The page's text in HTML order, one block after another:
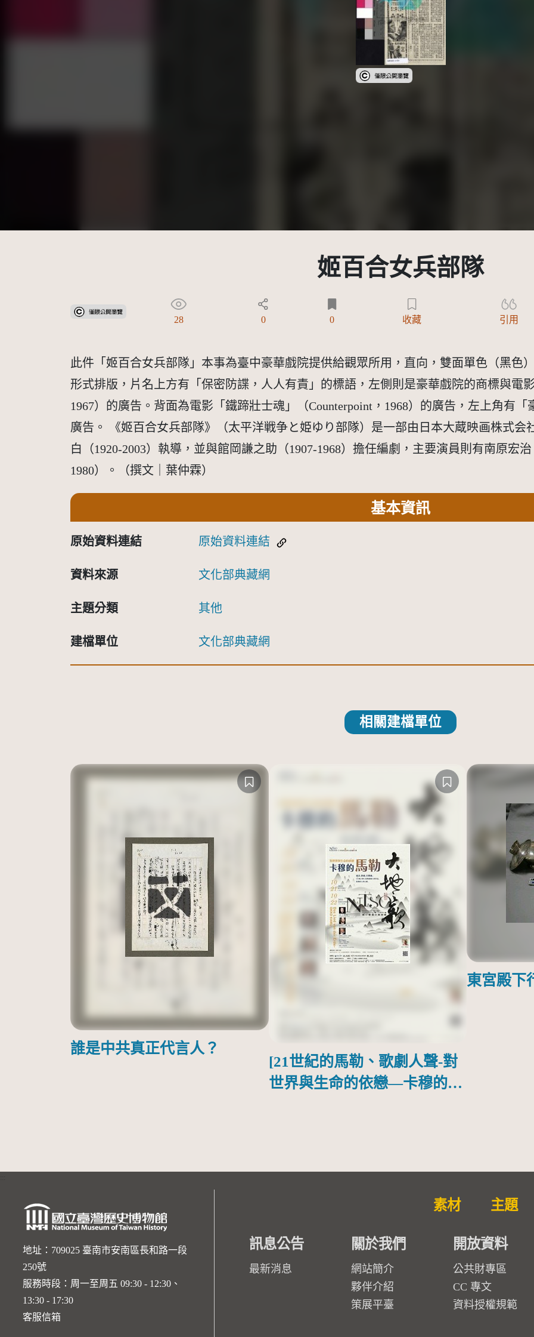
受著作權法保護-僅限於本平台有限度公開瀏覽
姬百合女兵部隊
受著作權法保護-僅限於本平台有限度公開瀏覽
28 0 0 收藏 引用
此件「姬百合女兵部隊」本事為臺中豪華戲院提供給觀眾所用，直向，雙面單色（黑色
形式排版，片名上方有「保密防諜，人人有責」的標語，左側則是豪華戲院的商標與電
1967）的廣告。背面為電影「鐵蹄壯士魂」（Counterpoint，1968）的廣告，左上角有
廣告。 《姬百合女兵部隊》（太平洋戦争と姫ゆり部隊）是一部由日本大蔵映画株式会
白（1920-2003）執導，並與館岡謙之助（1907-1968）擔任編劇，主要演員則有南原宏
1980）。（撰文｜葉仲霖）
基本資訊
原始資料連結 原始資料連結
資料來源 文化部典藏網
主題分類 其他
建檔單位 文化部典藏網
相關建檔單位
誰是中共真正代言人？
[21世紀的馬勒、歌劇人聲-對
世界與生命的依戀—卡穆的馬
東宮殿下
地址：709025 臺南市安南區長和路一段
250號
服務時段：周一至周五 09:30 - 12:30、
13:30 - 17:30
客服信箱
素材 主題
訊息公告
最新消息
關於我們
網站簡介
夥伴介紹
策展平臺
開放資料
公共財專區
CC 專文
資料授權規範